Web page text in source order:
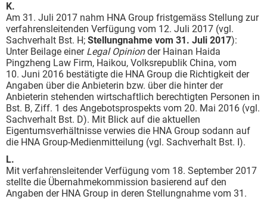
K.
Am 31. Juli 2017 nahm HNA Group fristgemäss Stellung zur
verfahrensleitenden Verfügung vom 12. Juli 2017 (vgl.
Sachverhalt Bst. H; Stellungnahme vom 31. Juli 2017):
Unter Beilage einer Legal Opinionder Hainan Haida
Pingzheng Law Firm, Haikou, Volksrepublik China, vom
10. Juni 2016 bestätigte die HNA Group die Richtigkeit der
Angaben über die Anbieterin bzw. über die hinter der
Anbieterin stehenden wirtschaftlich berechtigten Personen in
Bst. B, Ziff. 1 des Angebotsprospekts vom 20. Mai 2016 (vgl.
Sachverhalt Bst. D). Mit Blick auf die aktuellen
Eigentumsverhältnisse verwies die HNA Group sodann auf
die HNA Group-Medienmitteilung (vgl. Sachverhalt Bst. I).
L.
Mit verfahrensleitender Verfügung vom 18. September 2017
stellte die Übernahmekommission basierend auf den
Angaben der HNA Group in deren Stellungnahme vom 31.